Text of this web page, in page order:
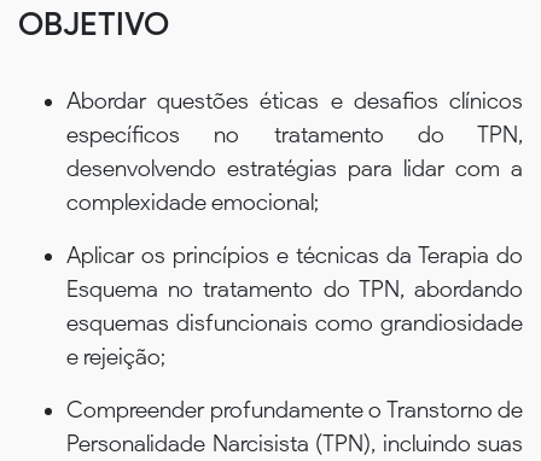
OBJETIVO
Abordar questões éticas e desafios clínicos
específicos no tratamento do TPN,
desenvolvendo estratégias para lidar com a
complexidade emocional;
Aplicar os princípios e técnicas da Terapia do
Esquema no tratamento do TPN, abordando
esquemas disfuncionais como grandiosidade
e rejeição;
Compreender profundamente o Transtorno de
Personalidade Narcisista (TPN), incluindo suas